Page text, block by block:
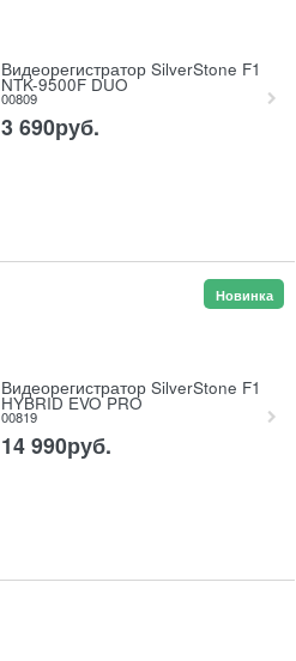
Видеорегистратор SilverStone F1
NTK-9500F DUO
00809
3 690руб.
Видеорегистратор SilverStone F1
HYBRID EVO PRO
00819
14 990руб.
Новинка